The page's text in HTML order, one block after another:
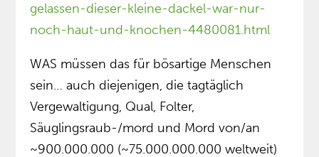
gelassen-dieser-kleine-dackel-war-nur-
noch-haut-und-knochen-4480081.html
WAS müssen das für bösartige Menschen
sein… auch diejenigen, die tagtäglich
Vergewaltigung, Qual, Folter,
Säuglingsraub-/mord und Mord von/an
~900.000.000 (~75.000.000.000 weltweit)